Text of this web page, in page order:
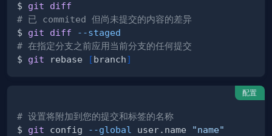
$ git
diff
# 已 commited 但尚未提交的内容的差异
$ git diff
--staged
# 在指定分支之前应用当前分支的任何提交
$ git rebase [branch]
配置
# 设置将附加到您的提交和标签的名称
$ git config --global user.name
"name"